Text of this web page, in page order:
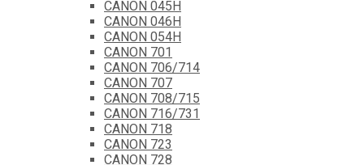
CANON 045H
CANON 046H
CANON 054H
CANON 701
CANON 706/714
CANON 707
CANON 708/715
CANON 716/731
CANON 718
CANON 723
CANON 728